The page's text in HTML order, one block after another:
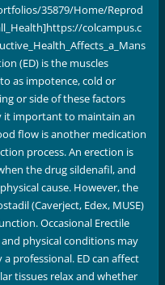
35879/Home/Reprod
colcampus.c
(ED) is the muscles
as impotence, cold or
or side of these factors
it important to maintain an
flow is another medication
process. An erection is
the drug sildenafil, and
cause. However, the
(Caverject, Edex, MUSE)
Occasional Erectile
physical conditions may
professional. ED can affect
tissues relax and whether